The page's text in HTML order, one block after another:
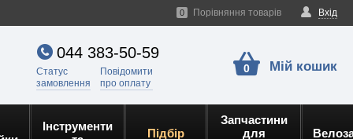
Вхід
0 Порівняння товарів
044 383-50-59
Статус
замовлення
Повідомити
про оплату
0 Мій кошик
Інструменти
Підбір
Запчастини
для